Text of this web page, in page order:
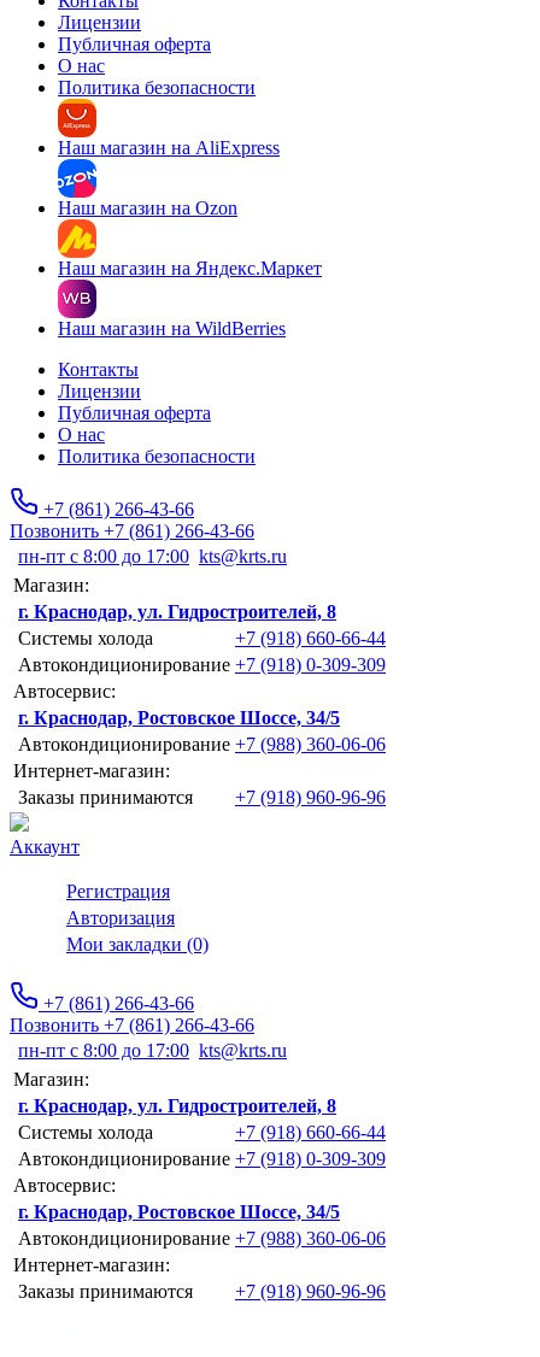
Лицензии
Публичная оферта
О нас
Политика безопасности
Наш магазин на AliExpress
Наш магазин на Ozon
Наш магазин на Яндекс.Маркет
Наш магазин на WildBerries
Контакты
Лицензии
Публичная оферта
О нас
Политика безопасности
+7 (861) 266-43-66
Позвонить +7 (861) 266-43-66
пн-пт с 8:00 до 17:00 kts@krts.ru
Магазин:
г. Краснодар, ул. Гидростроителей, 8
Системы холода
+7 (918) 660-66-44
Автокондиционирование +7 (918) 0-309-309
Автосервис:
г. Краснодар, Ростовское Шоссе, 34/5
Автокондиционирование +7 (988) 360-06-06
Интернет-магазин:
Заказы принимаются
+7 (918) 960-96-96
Аккаунт
Регистрация
Авторизация
Мои закладки (0)
+7 (861) 266-43-66
Позвонить +7 (861) 266-43-66
пн-пт с 8:00 до 17:00 kts@krts.ru
Магазин:
г. Краснодар, ул. Гидростроителей, 8
Системы холода
+7 (918) 660-66-44
Автокондиционирование +7 (918) 0-309-309
Автосервис:
г. Краснодар, Ростовское Шоссе, 34/5
Автокондиционирование +7 (988) 360-06-06
Интернет-магазин:
Заказы принимаются
+7 (918) 960-96-96